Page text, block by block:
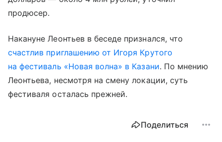
продюсер.
Накануне Леонтьев в беседе признался, что
счастлив приглашению от Игоря Крутого
на фестиваль «Новая волна» в Казани. По мнению
Леонтьева, несмотря на смену локации, суть
фестиваля осталась прежней.
Поделиться